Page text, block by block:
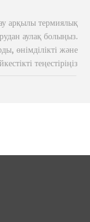
арқылы термиялық
аулақ болыңыз.
өнімділікті және
теңестіріңіз.